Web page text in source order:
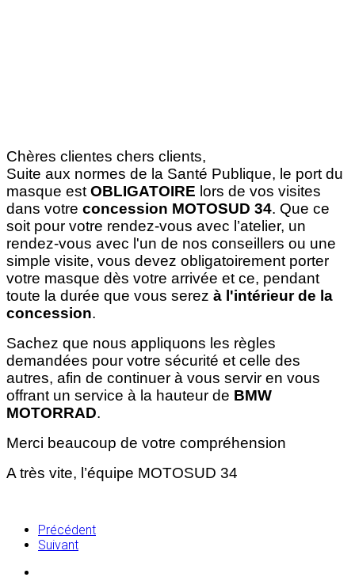
Chères clientes chers clients,
Suite aux normes de la Santé Publique, le port du
masque estOBLIGATOIRE lors de vos visites
dans votre concession MOTOSUD 34. Que ce
soit pour votre rendez-vous avec l’atelier, un
rendez-vous avec l'un de nos conseillers ou une
simple visite, vous devez obligatoirement porter
votre masque dès votre arrivée et ce, pendant
toute la durée que vous serez à l'intérieur de la
concession.
Sachez que nous appliquons les règles
demandées pour votre sécurité et celle des
autres, afin de continuer à vous servir en vous
offrant un service à la hauteur de BMW
MOTORRAD.
Merci beaucoup de votre compréhension
A très vite, l’équipe MOTOSUD 34
Précédent
Suivant